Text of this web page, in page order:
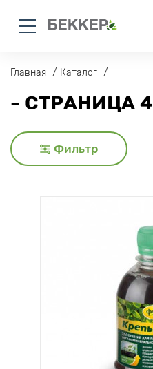
Главная Каталог
- СТРАНИЦА 4
Фильтр